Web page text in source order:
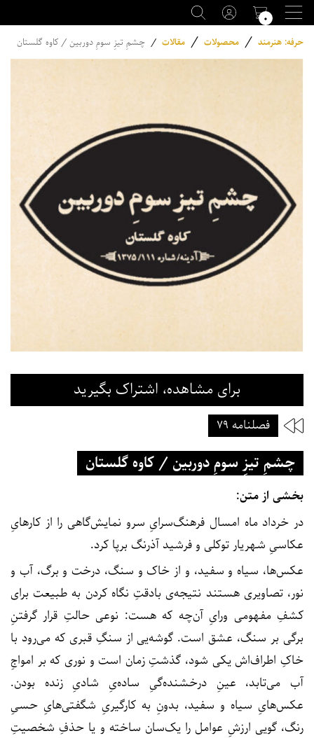
۰
حرفه: هنرمند / محصولات / مقالات / چشمِ تیزِ سومِ دوربین / کاوه گلستان
برای مشاهده، اشتراک بگیرید
فصلنامه ۷۹
چشمِ تیزِ سومِ دوربین / کاوه گلستان
بخشی از متن:
در خرداد ماه امسال فرهنگ‌سرایِ سرو نمایش‌گاهی را از کارهایِ
عکاسیِ شهریار توکلی و فرشید آذرنگ برپا کرد.
عکس‌ها، سیاه و سفید، و از خاک و سنگ، درخت و برگ، آب و
نور، تصاویری هستند نتیجه‌ی بادقتِ نگاه کردن به طبیعت برای
کشفِ مفهومی ورایِ آن‌چه که هست: نوعی حالتِ قرار گرفتنِ
برگی بر سنگ، عشق است. گوشه‌یی از سنگِ قبری که می‌رود با
خاکِ اطراف‌اش یکی شود، گذشتِ زمان است و نوری که بر امواجِ
آب می‌تابد، عینِ درخشنده‌گیِ ساده‌یِ شادیِ زنده بودن.
عکس‌هایِ سیاه و سفید، بدونِ به کارگیریِ شگفتی‌هایِ حسیِ
رنگ، گویی ارزشِ عوامل را یک‌سان ساخته و یا حذفِ شخصیتِ